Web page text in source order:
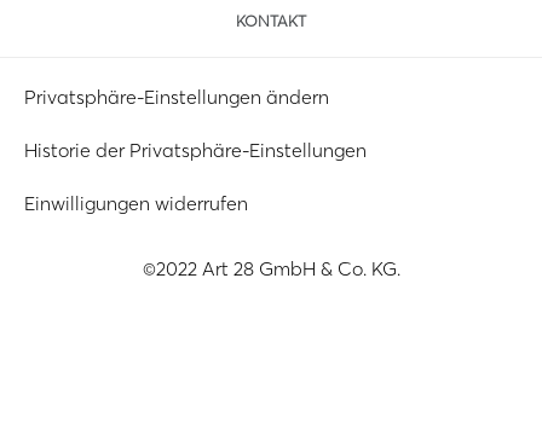
KONTAKT
Privatsphäre-Einstellungen ändern
Historie der Privatsphäre-Einstellungen
Einwilligungen widerrufen
©2022 Art 28 GmbH & Co. KG.